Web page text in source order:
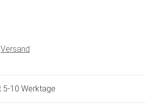
Versand
5-10 Werktage